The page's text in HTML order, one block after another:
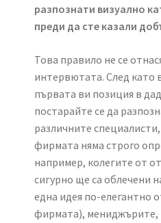
разпознати визуално
преди да сте казали
Това правило не се
интервютата. След като
първата ви позиция в
постарайте се да
различните
фирмата няма строго
например, колегите от
сигурно ще са облечени
една идея по-елегантно
фирмата), мениджърите,